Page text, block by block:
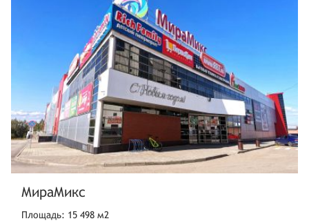
МираМикс
Площадь: 15 498 м2